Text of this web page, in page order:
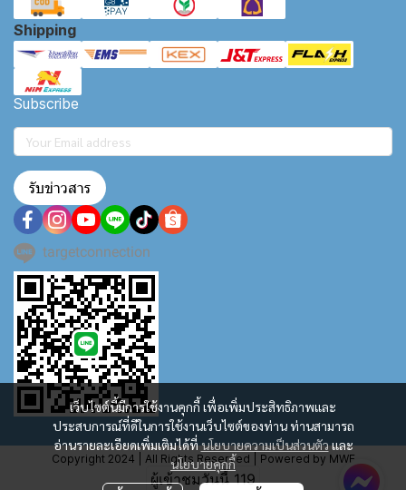
เว็บไซต์นี้มีการใช้งานคุกกี้ เพื่อเพิ่มประสิทธิภาพและ
ประสบการณ์ที่ดีในการใช้งานเว็บไซต์ของท่าน ท่านสามารถ
อ่านรายละเอียดเพิ่มเติมได้ที่นโยบายความเป็นส่วนตัวและ
นโยบายคุกกี้
Shipping
Subscribe
รับข่าวสาร
targetconnection
Copyright 2024 | All Rights Reserved | Powered by MWE
ผู้เข้าชมวันนี้119